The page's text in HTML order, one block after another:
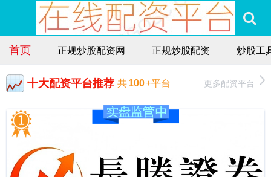
首页 正规炒股配资网 正规炒股配资 炒股工
十大配资平台推荐 共100+平台 更多配资平台